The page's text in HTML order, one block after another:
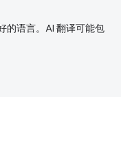
的语言。AI 翻译可能包